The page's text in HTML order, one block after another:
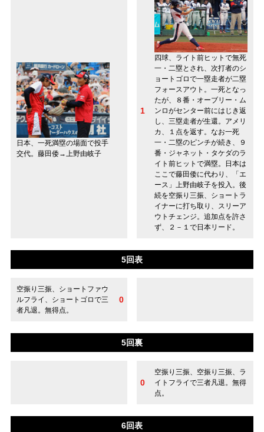
日本、一死満塁の場面で投手
交代。藤田倭→上野由岐子
四球、ライト前ヒットで無死
一・二塁とされ、次打者のシ
ョートゴロで一塁走者が二塁
フォースアウト。一死となっ
たが、８番・オーブリー・ム
ンロがセンター前にはじき返
し、三塁走者が生還。アメリ
カ、１点を返す。なお一死
一・二塁のピンチが続き、９
番・ジャネット・タケダのラ
イト前ヒットで満塁。日本は
ここで藤田倭に代わり、「エ
ース」上野由岐子を投入。後
続を空振り三振、ショートラ
イナーに打ち取り、スリーア
ウトチェンジ。追加点を許さ
ず、２－１で日本リード。
1
5回表
空振り三振、ショートファウ
ルフライ、ショートゴロで三
者凡退。無得点。
0
5回裏
空振り三振、空振り三振、ラ
イトフライで三者凡退。無得
点。
0
6回表